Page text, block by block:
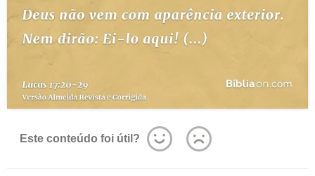
Este conteúdo foi útil?